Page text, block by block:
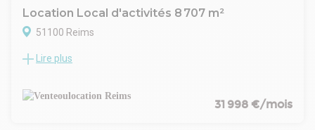
Location Local d'activités 8 707 m²
51100 Reims
À découvrir, un vaste local d'activité d'une surface d'environ
fort potentiel d'exploitation dans un secteur adapté aux
activités professionnelles.
Lire plus
31 998 €/mois